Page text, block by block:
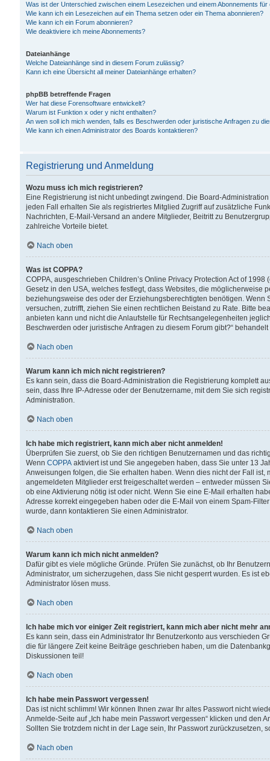
Was ist der Unterschied zwischen einem Lesezeichen und einem Abonnements
Wie kann ich ein Lesezeichen auf ein Thema setzen oder ein Thema abonnieren?
Wie kann ich ein Forum abonnieren?
Wie deaktiviere ich meine Abonnements?
Dateianhänge
Welche Dateianhänge sind in diesem Forum zulässig?
Kann ich eine Übersicht all meiner Dateianhänge erhalten?
phpBB betreffende Fragen
Wer hat diese Forensoftware entwickelt?
Warum ist Funktion x oder y nicht enthalten?
An wen soll ich mich wenden, falls es Beschwerden oder juristische Anfragen zu
Wie kann ich einen Administrator des Boards kontaktieren?
Registrierung und Anmeldung
Wozu muss ich mich registrieren?
Eine Registrierung ist nicht unbedingt zwingend. Die Board-
jeden Fall erhalten Sie als registriertes Mitglied Zugriff auf zusätzliche
Nachrichten, E-Mail-Versand an andere Mitglieder, Beitritt zu
zahlreiche Vorteile bietet.
Nach oben
Was ist COPPA?
COPPA, ausgeschrieben Children’s Online Privacy Protection Act of
Gesetz in den USA, welches festlegt, dass Websites, die
beziehungsweise des oder der Erziehungsberechtigten benötigen.
versuchen, zutrifft, ziehen Sie einen rechtlichen Beistand zu Rate. Bitte
anbieten kann und nicht die Anlaufstelle für Rechtsangelegenheiten
Beschwerden oder juristische Anfragen zu diesem Forum gibt?“
Nach oben
Warum kann ich mich nicht registrieren?
Es kann sein, dass die Board-Administration die Registrierung komplett
sein, dass Ihre IP-Adresse oder der Benutzername, mit dem Sie sich
Administration.
Nach oben
Ich habe mich registriert, kann mich aber nicht anmelden!
Überprüfen Sie zuerst, ob Sie den richtigen Benutzernamen und das
Wenn COPPA aktiviert ist und Sie angegeben haben, dass Sie unter 13
Anweisungen folgen, die Sie erhalten haben. Wenn dies nicht der Fall
angemeldeten Mitglieder erst freigeschaltet werden – entweder müssen
ob eine Aktivierung nötig ist oder nicht. Wenn Sie eine E-Mail erhalten
Adresse korrekt eingegeben haben oder die E-Mail von einem Spam-
wurde, dann kontaktieren Sie einen Administrator.
Nach oben
Warum kann ich mich nicht anmelden?
Dafür gibt es viele mögliche Gründe. Prüfen Sie zunächst, ob Ihr
Administrator, um sicherzugehen, dass Sie nicht gesperrt wurden. Es ist
Administrator lösen muss.
Nach oben
Ich habe mich vor einiger Zeit registriert, kann mich aber nicht mehr
Es kann sein, dass ein Administrator Ihr Benutzerkonto aus verschieden
die für längere Zeit keine Beiträge geschrieben haben, um die
Diskussionen teil!
Nach oben
Ich habe mein Passwort vergessen!
Das ist nicht schlimm! Wir können Ihnen zwar Ihr altes Passwort nicht
Anmelde-Seite auf „Ich habe mein Passwort vergessen“ klicken und
Sollten Sie trotzdem nicht in der Lage sein, Ihr Passwort zurückzusetzen,
Nach oben